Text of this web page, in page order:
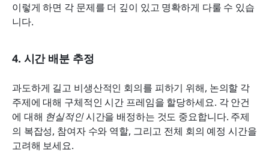
이렇게 하면 각 문제를 더 깊이 있고 명확하게 다룰 수 있습
니다.
4. 시간 배분 추정
과도하게 길고 비생산적인 회의를 피하기 위해, 논의할 각
주제에 대해 구체적인 시간 프레임을 할당하세요. 각 안건
에 대해 현실적인 시간을 배정하는 것도 중요합니다. 주제
의 복잡성, 참여자 수와 역할, 그리고 전체 회의 예정 시간을
고려해 보세요.